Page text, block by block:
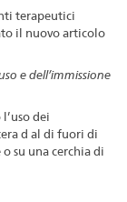
terapeutici
il nuovo articolo
e dell’immissione
dei
d al di fuori di
su una cerchia di